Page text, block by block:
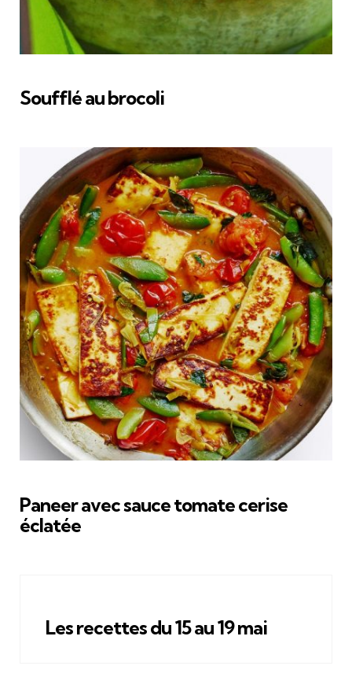
Soufflé au brocoli
Paneer avec sauce tomate cerise
éclatée
Les recettes du 15 au 19 mai